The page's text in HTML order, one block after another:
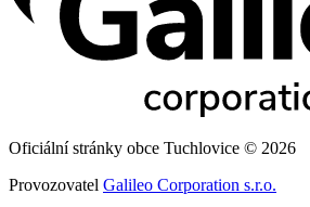
Oficiální stránky obce Tuchlovice © 2026
Provozovatel Galileo Corporation s.r.o.